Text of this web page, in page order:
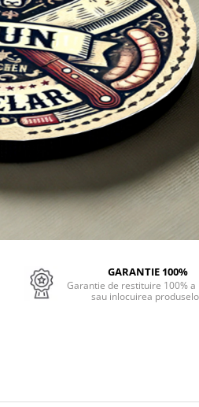
GARANTIE 100%
Garantie de restituire 100%
sau inlocuirea